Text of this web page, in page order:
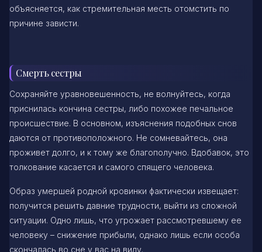
объясняется, как стремительная месть отомстить по
причине зависти.
Смерть сестры
Сохраняйте уравновешенность, не волнуйтесь, когда
приснилась кончина сестры, либо похожее печальное
происшествие. В основном, изъяснения подобных снов
даются от противоположного. Не сомневайтесь, она
проживет долго, и к тому же благополучно. Вдобавок, это
толкование касается и самого спящего человека.
Образ умершей родной кровинки фактически извещает:
получится решить давние трудности, выйти из сложной
ситуации. Одно лишь, что угрожает рассмотревшему ее
человеку – снижение прибыли, однако лишь если особа
скончалась во сне у вас на виду.